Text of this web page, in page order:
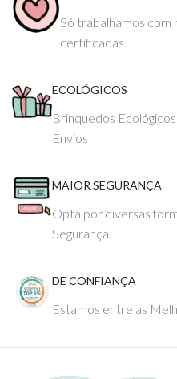
Só trabalhamos com
certificadas.
ECOLÓGICOS
Brinquedos
Envios
MAIOR SEGURANÇA
Opta por diversas
Segurança.
DE CONFIANÇA
Estamos entre as